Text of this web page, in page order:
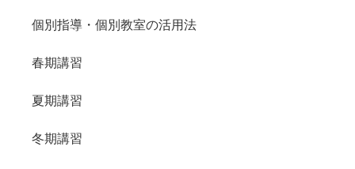
個別指導・個別教室の活用法
春期講習
夏期講習
冬期講習